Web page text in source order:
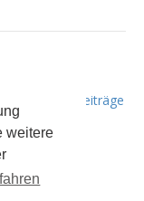
weitere
Ältere Beiträge